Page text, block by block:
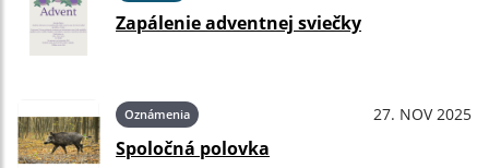
Zapálenie adventnej sviečky
Oznámenia 27. NOV 2025
Spoločná polovka